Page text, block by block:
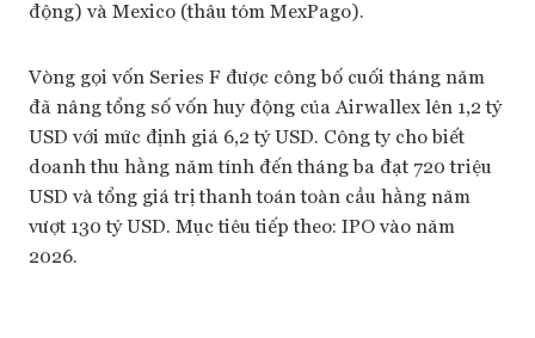
động) và Mexico (thâu tóm MexPago).
Vòng gọi vốn Series F được công bố cuối tháng năm
đã nâng tổng số vốn huy động của Airwallex lên 1,2 tỷ
USD với mức định giá 6,2 tỷ USD. Công ty cho biết
doanh thu hằng năm tính đến tháng ba đạt 720 triệu
USD và tổng giá trị thanh toán toàn cầu hằng năm
vượt 130 tỷ USD. Mục tiêu tiếp theo: IPO vào năm
2026.